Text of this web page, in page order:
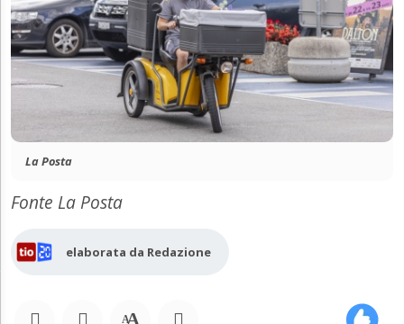
La Posta
Fonte La Posta
elaborata da Redazione